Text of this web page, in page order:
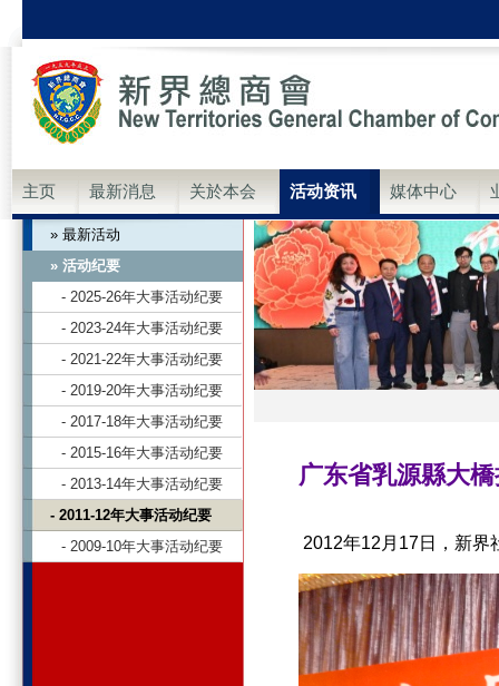
主页 最新消息 关於本会 活动资讯 媒体中心
» 最新活动
» 活动纪要
- 2025-26年大事活动纪要
- 2023-24年大事活动纪要
- 2021-22年大事活动纪要
- 2019-20年大事活动纪要
- 2017-18年大事活动纪要
- 2015-16年大事活动纪要
- 2013-14年大事活动纪要
- 2011-12年大事活动纪要
- 2009-10年大事活动纪要
广东省乳源縣大
2012年12月17日，新界